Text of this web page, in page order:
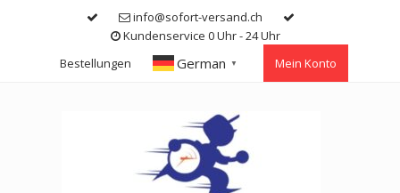
info@sofort-versand.ch
Kundenservice 0 Uhr - 24 Uhr
Bestellungen
German ▼ Mein Konto